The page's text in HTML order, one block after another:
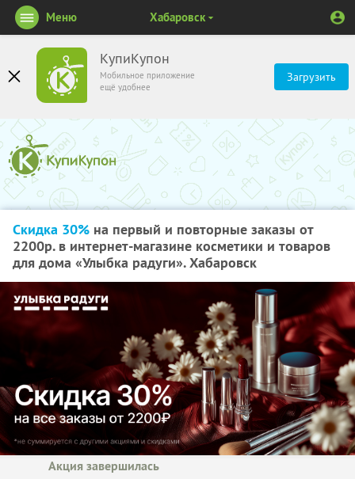
КупиКупон
Мобильное приложение
ещё удобнее
Загрузить
Меню Хабаровск
Скидка 30% на первый и повторные заказы от
2200р. в интернет-магазине косметики и товаров
для дома «Улыбка радуги». Хабаровск
Акция завершилась